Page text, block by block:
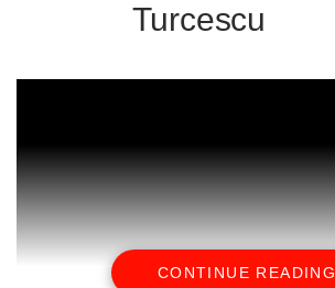
Turcescu
CONTINUE READING